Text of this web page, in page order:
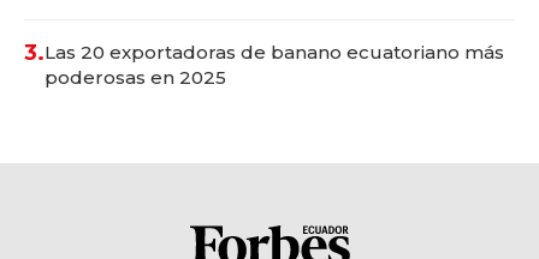
3.Las 20 exportadoras de banano ecuatoriano más
poderosas en 2025